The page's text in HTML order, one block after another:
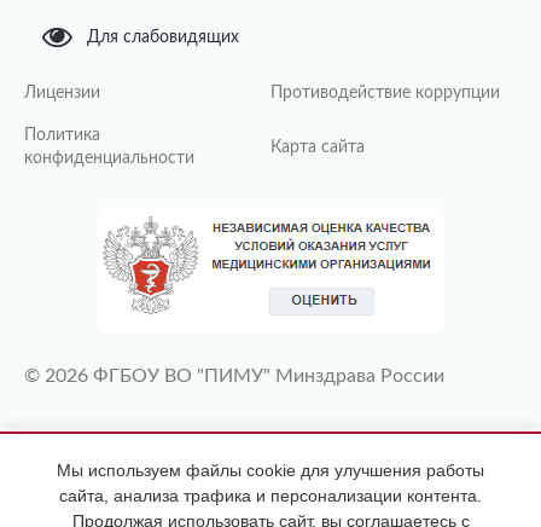
Для слабовидящих
Лицензии Противодействие коррупции
Политика
конфиденциальности
Карта сайта
© 2026 ФГБОУ ВО "ПИМУ" Минздрава России
ИМЕЮТСЯ ПРОТИВОПОКАЗАНИЯ
НЕОБХОДИМА КОНСУЛЬТАЦИЯ
СПЕЦИАЛИСТА
Мы используем файлы cookie для улучшения работы
сайта, анализа трафика и персонализации контента.
Продолжая использовать сайт, вы соглашаетесь с